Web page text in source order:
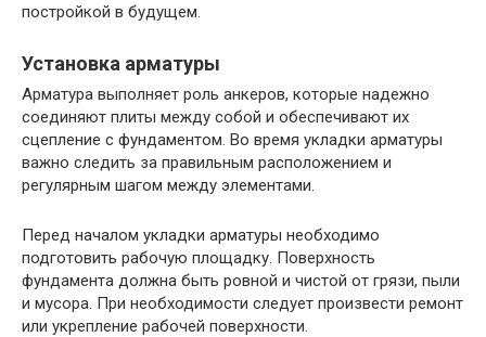
постройкой в будущем.
Установка арматуры
Арматура выполняет роль анкеров, которые надежно
соединяют плиты между собой и обеспечивают их
сцепление с фундаментом. Во время укладки арматуры
важно следить за правильным расположением и
регулярным шагом между элементами.
Перед началом укладки арматуры необходимо
подготовить рабочую площадку. Поверхность
фундамента должна быть ровной и чистой от грязи, пыли
и мусора. При необходимости следует произвести ремонт
или укрепление рабочей поверхности.